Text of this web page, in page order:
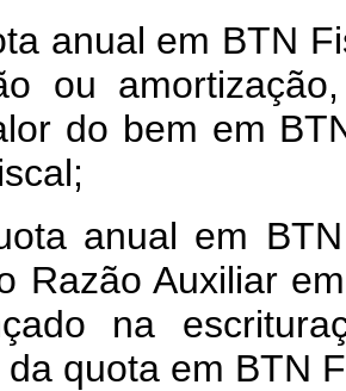
anual em BTN
ou
do bem em
anual em
Razão Auxiliar
na
quota em BTN